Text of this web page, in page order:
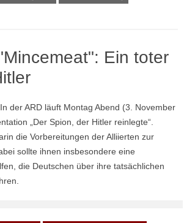
Ein toter
der ARD läuft Montag Abend (3. November
„Der Spion, der Hitler reinlegte“.
die Vorbereitungen der Alliierten zur
sollte ihnen insbesondere eine
die Deutschen über ihre tatsächlichen